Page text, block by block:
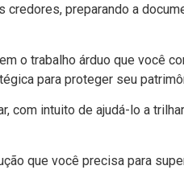
preparando a
o trabalho árduo que você
para proteger seu
com intuito de ajudá-lo a
que você precisa para